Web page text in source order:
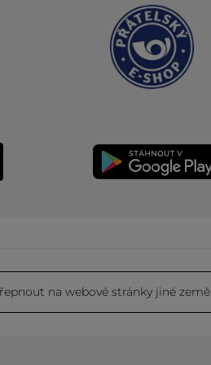
na webové stránky jiné země